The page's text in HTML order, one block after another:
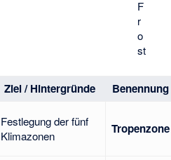
F
r
o
st
Ziel / Hintergründe Benennung
Festlegung der fünf
Klimazonen
Tropenzone